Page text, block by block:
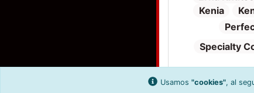
Kenia
Specialty
Usamos "cookies", al